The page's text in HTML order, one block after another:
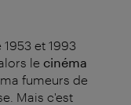
et 1993
le cinéma
fumeurs de
Mais c'est